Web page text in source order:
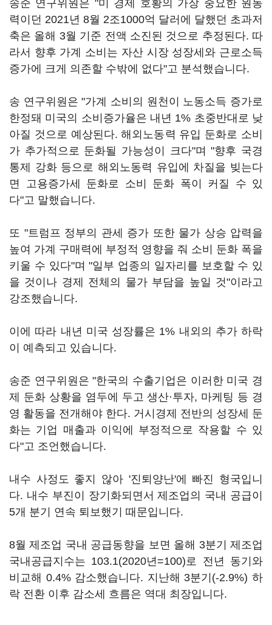
송준 연구위원은 "미 경제 호황의 가장 중요한 원동
력이던 2021년 8월 2조1000억 달러에 달했던 초과저
축은 올해 3월 기준 전액 소진된 것으로 추정된다. 따
라서 향후 가계 소비는 자산 시장 성장세와 근로소득
증가에 크게 의존할 수밖에 없다"고 분석했습니다.
송 연구위원은 "가계 소비의 원천이 노동소득 증가로
한정돼 미국의 소비증가율은 내년 1% 초중반대로 낮
아질 것으로 예상된다. 해외노동력 유입 둔화로 소비
가 추가적으로 둔화될 가능성이 크다"며 "향후 국경
통제 강화 등으로 해외노동력 유입에 차질을 빚는다
면 고용증가세 둔화로 소비 둔화 폭이 커질 수 있
다"고 말했습니다.
또 "트럼프 정부의 관세 증가 또한 물가 상승 압력을
높여 가계 구매력에 부정적 영향을 줘 소비 둔화 폭을
키울 수 있다"며 "일부 업종의 일자리를 보호할 수 있
을 것이나 경제 전체의 물가 부담을 높일 것"이라고
강조했습니다.
이에 따라 내년 미국 성장률은 1% 내외의 추가 하락
이 예측되고 있습니다.
송준 연구위원은 "한국의 수출기업은 이러한 미국 경
제 둔화 상황을 염두에 두고 생산·투자, 마케팅 등 경
영 활동을 전개해야 한다. 거시경제 전반의 성장세 둔
화는 기업 매출과 이익에 부정적으로 작용할 수 있
다"고 조언했습니다.
내수 사정도 좋지 않아 '진퇴양난'에 빠진 형국입니
다. 내수 부진이 장기화되면서 제조업의 국내 공급이
5개 분기 연속 퇴보했기 때문입니다.
8월 제조업 국내 공급동향을 보면 올해 3분기 제조업
국내공급지수는 103.1(2020년=100)로 전년 동기와
비교해 0.4% 감소했습니다. 지난해 3분기(-2.9%) 하
락 전환 이후 감소세 흐름은 역대 최장입니다.